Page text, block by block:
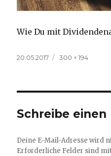
Wie Du mit
Veröffentlicht
20.05.2017
Volle
300 × 194
Schreibe
Deine E-Mail-Adresse wird
Erforderliche Felder sind